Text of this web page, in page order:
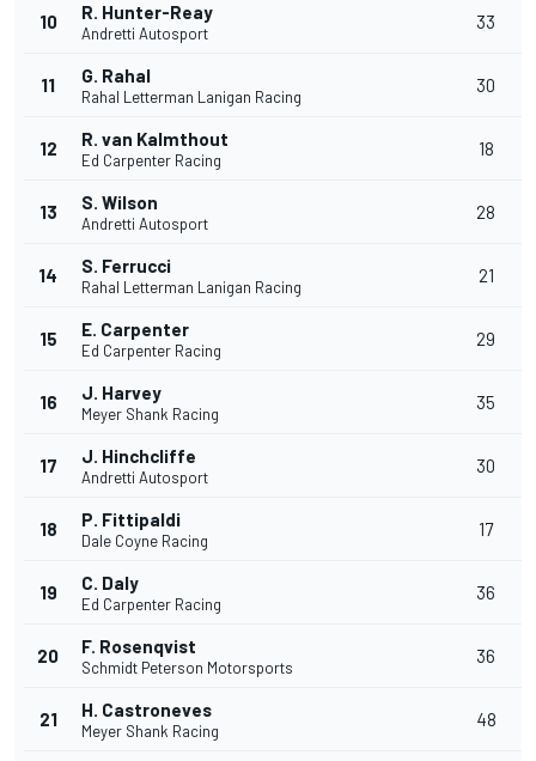
10 R. Hunter-Reay
Andretti Autosport
33
11 G. Rahal
Rahal Letterman Lanigan Racing
30
12 R. van Kalmthout
Ed Carpenter Racing
18
13 S. Wilson
Andretti Autosport
28
14 S. Ferrucci
Rahal Letterman Lanigan Racing
21
15 E. Carpenter
Ed Carpenter Racing
29
16 J. Harvey
Meyer Shank Racing
35
17 J. Hinchcliffe
Andretti Autosport
30
18 P. Fittipaldi
Dale Coyne Racing
17
19 C. Daly
Ed Carpenter Racing
36
20 F. Rosenqvist
Schmidt Peterson Motorsports
36
21 H. Castroneves
Meyer Shank Racing
48